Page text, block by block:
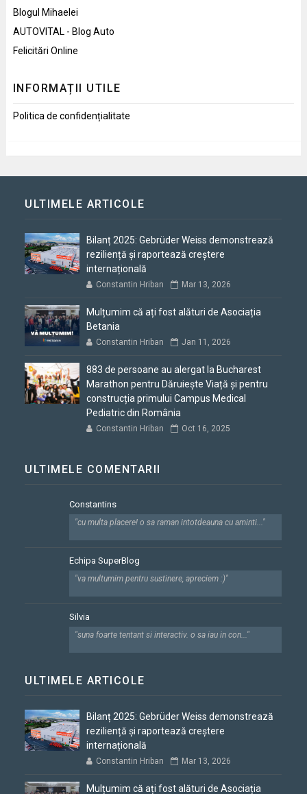
Blogul Mihaelei
AUTOVITAL - Blog Auto
Felicitări Online
INFORMAȚII UTILE
Politica de confidențialitate
ULTIMELE ARTICOLE
Bilanț 2025: Gebrüder Weiss demonstrează
reziliență și raportează creștere
internațională
Constantin Hriban Mar 13, 2026
Mulțumim că ați fost alături de Asociația
Betania
Constantin Hriban Jan 11, 2026
883 de persoane au alergat la Bucharest
Marathon pentru Dăruiește Viață și pentru
construcția primului Campus Medical
Pediatric din România
Constantin Hriban Oct 16, 2025
ULTIMELE COMENTARII
Constantins
"cu multa placere! o sa raman intotdeauna cu aminti..."
Echipa SuperBlog
"va multumim pentru sustinere, apreciem :)"
Silvia
"suna foarte tentant si interactiv. o sa iau in con..."
ULTIMELE ARTICOLE
Bilanț 2025: Gebrüder Weiss demonstrează
reziliență și raportează creștere
internațională
Constantin Hriban Mar 13, 2026
Mulțumim că ați fost alături de Asociația